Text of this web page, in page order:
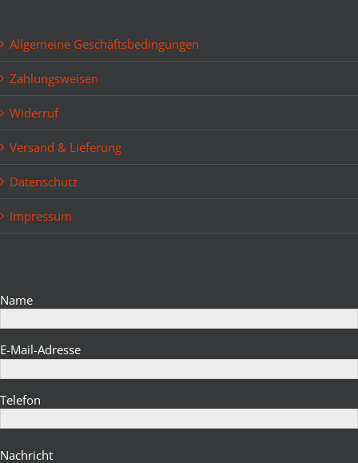
Allgemeine Geschäftsbedingungen
Zahlungsweisen
Widerruf
Versand & Lieferung
Datenschutz
Impressum
Name
E-Mail-Adresse
Telefon
Nachricht